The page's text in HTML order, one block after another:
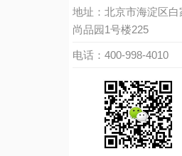
地址：北京市海淀区白
尚品园1号楼225
电话：400-998-4010
Expansion Unit DX517